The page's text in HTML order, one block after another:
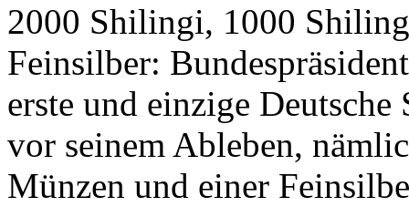
2000 Shilingi, 1000
Feinsilber:
erste und einzige Deutsche
vor seinem Ableben,
Münzen und einer